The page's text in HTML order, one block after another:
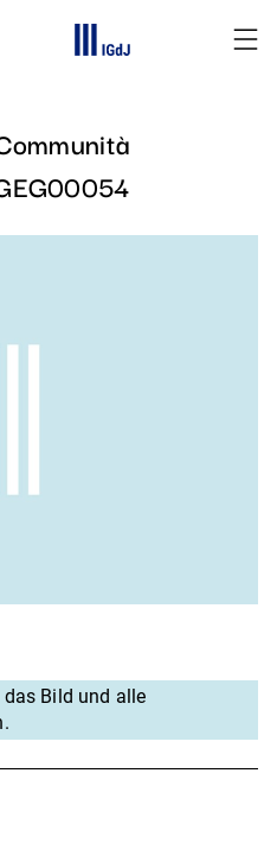
Die Webseite
Bild und alle